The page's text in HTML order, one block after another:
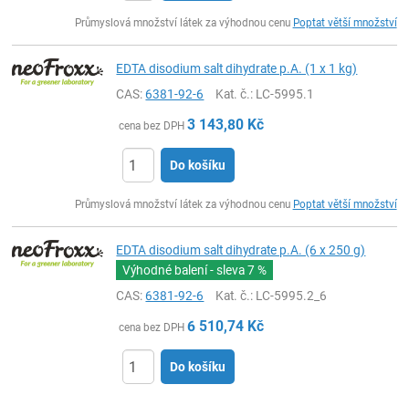
Průmyslová množství látek za výhodnou cenu Poptat větší množství
EDTA disodium salt dihydrate p.A. (1 x 1 kg)
CAS:6381-92-6 Kat. č.: LC-5995.1
cena bez DPH 3 143,80 Kč
Do košíku
Průmyslová množství látek za výhodnou cenu Poptat větší množství
EDTA disodium salt dihydrate p.A. (6 x 250 g)
Výhodné balení - sleva7 %
CAS:6381-92-6 Kat. č.: LC-5995.2_6
cena bez DPH 6 510,74 Kč
Do košíku